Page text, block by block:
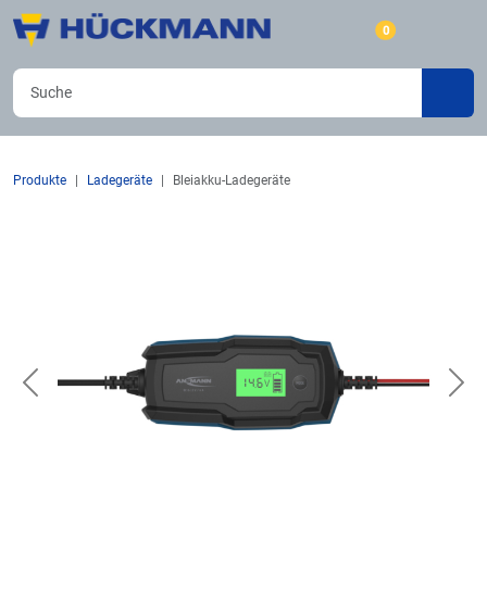
0
Produkte Ladegeräte Bleiakku-Ladegeräte
Previous